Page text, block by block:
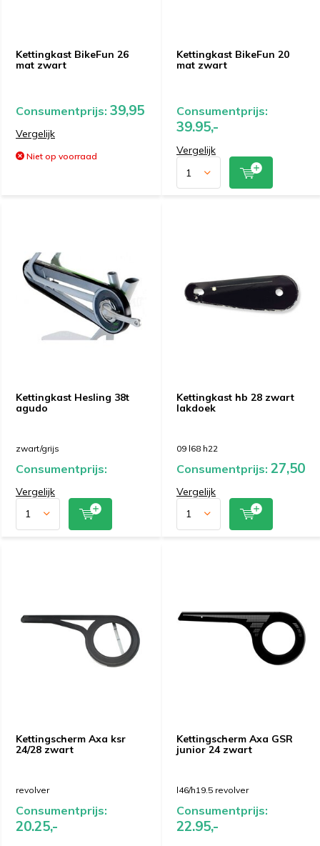
Kettingkast BikeFun 26
mat zwart
Consumentprijs: 39,95
Vergelijk
Niet op voorraad
Kettingkast BikeFun 20
mat zwart
Consumentprijs:
39.95,-
Vergelijk
Kettingkast Hesling 38t
agudo
zwart/grijs
Consumentprijs:
Vergelijk
Kettingkast hb 28 zwart
lakdoek
09 l68 h22
Consumentprijs: 27,50
Vergelijk
Kettingscherm Axa ksr
24/28 zwart
revolver
Consumentprijs:
20.25,-
Kettingscherm Axa GSR
junior 24 zwart
l46/h19.5 revolver
Consumentprijs:
22.95,-